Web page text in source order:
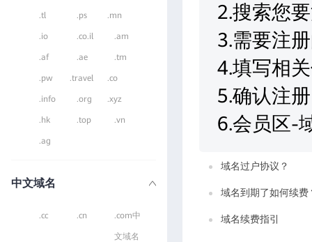
.tl .ps .mn
.io .co.il .am
.af .ae .tm
.pw .travel .co
.info .org .xyz
.hk .top .vn
.ag
中文域名
.cc .cn .com中
文域名
2.搜索您
3.需要注
4.填写相
5.确认注册
6.会员区-
域名过户协议？
域名到期了如何续费
域名续费指引